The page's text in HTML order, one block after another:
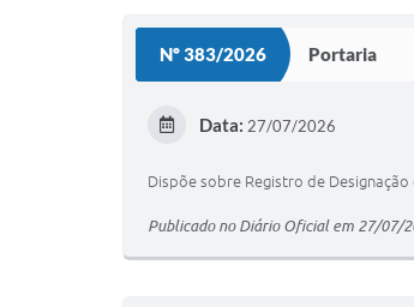
Nº 383/2026 Portaria
Data: 27/07/2026
Dispõe sobre Registro de
Publicado no Diário Oficial em 27/07/